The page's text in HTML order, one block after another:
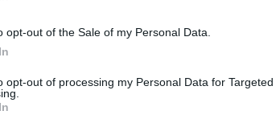
opt-out of the Sale of my Personal Data.
opt-out of processing my Personal Data for Targeted
di Michele